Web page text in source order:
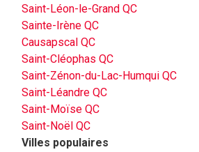
Saint-Léon-le-Grand QC
Sainte-Irène QC
Causapscal QC
Saint-Cléophas QC
Saint-Zénon-du-Lac-Humqui QC
Saint-Léandre QC
Saint-Moïse QC
Saint-Noël QC
Villes populaires